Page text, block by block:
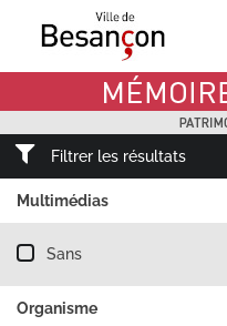
Mémoire Vive patrimoine
Filtrer les résultats
Multimédias
Filtre les
Sans
Organisme